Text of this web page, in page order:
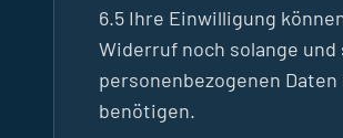
6.5 Ihre Einwilligung
Widerruf noch solange
personenbezogenen
benötigen.